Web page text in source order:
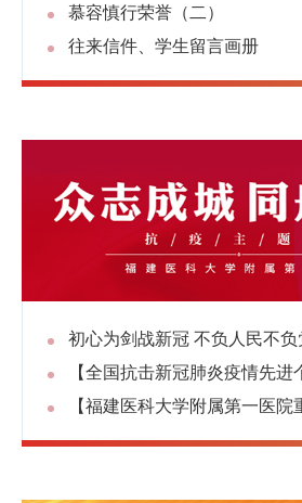
慕容慎行荣誉（二）
往来信件、学生留言画册
初心为剑战新冠 不负人民不负
【全国抗击新冠肺炎疫情先进